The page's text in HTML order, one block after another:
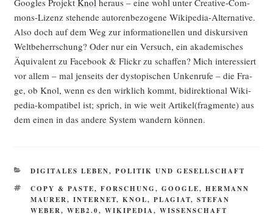
Goo­gles Pro­jekt Knolher­aus – eine wohl unter Crea­ti­ve-Com­
mons-Lizenz ste­hen­de autoren­be­zo­ge­ne Wiki­pe­dia-Alter­na­ti­ve.
Also doch auf dem Weg zur infor­ma­tio­nel­len und dis­kur­si­ven
Welt­be­herr­schung? Oder nur ein Ver­such, ein aka­de­mi­sches
Äqui­va­lent zu Face­book & Flickr zu schaf­fen? Mich inter­es­siert
vor allem – mal jen­seits der dys­to­pi­schen Unken­ru­fe – die Fra­
ge, ob Knol, wenn es den wirk­lich kommt, bidi­rek­tio­nal Wiki­
pe­dia-kom­pa­ti­bel ist; sprich, in wie weit Artikel(fragmente) aus
dem einen in das ande­re Sys­tem wan­dern können.
KATEGORIEN
DIGITALES LEBEN, POLITIK UND GESELLSCHAFT
SCHLAGWÖRTER
COPY & PASTE, FORSCHUNG, GOOGLE, HERMANN
MAURER, INTERNET, KNOL, PLAGIAT, STEFAN
WEBER, WEB2.0, WIKIPEDIA, WISSENSCHAFT